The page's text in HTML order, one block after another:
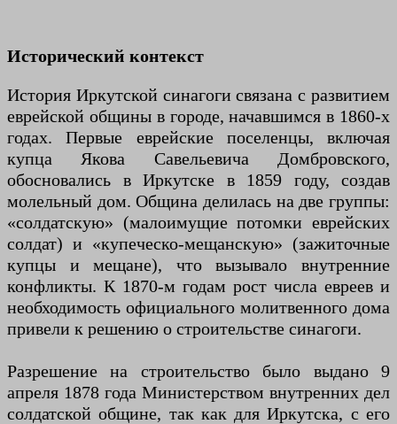
Исторический контекст
История Иркутской синагоги связана с развитием
еврейской общины в городе, начавшимся в 1860-х
годах. Первые еврейские поселенцы, включая
купца Якова Савельевича Домбровского,
обосновались в Иркутске в 1859 году, создав
молельный дом. Община делилась на две группы:
«солдатскую» (малоимущие потомки еврейских
солдат) и «купеческо-мещанскую» (зажиточные
купцы и мещане), что вызывало внутренние
конфликты. К 1870-м годам рост числа евреев и
необходимость официального молитвенного дома
привели к решению о строительстве синагоги.
Разрешение на строительство было выдано 9
апреля 1878 года Министерством внутренних дел
солдатской общине, так как для Иркутска, с его